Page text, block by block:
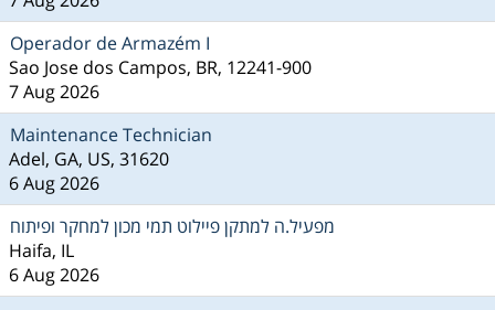
Operador de Armazém I
Sao Jose dos Campos, BR, 12241-900
7 Aug 2026
Maintenance Technician
Adel, GA, US, 31620
6 Aug 2026
מפעיל.ה למתקן פיילוט תמי מכון למחקר ופיתוח
Haifa, IL
6 Aug 2026